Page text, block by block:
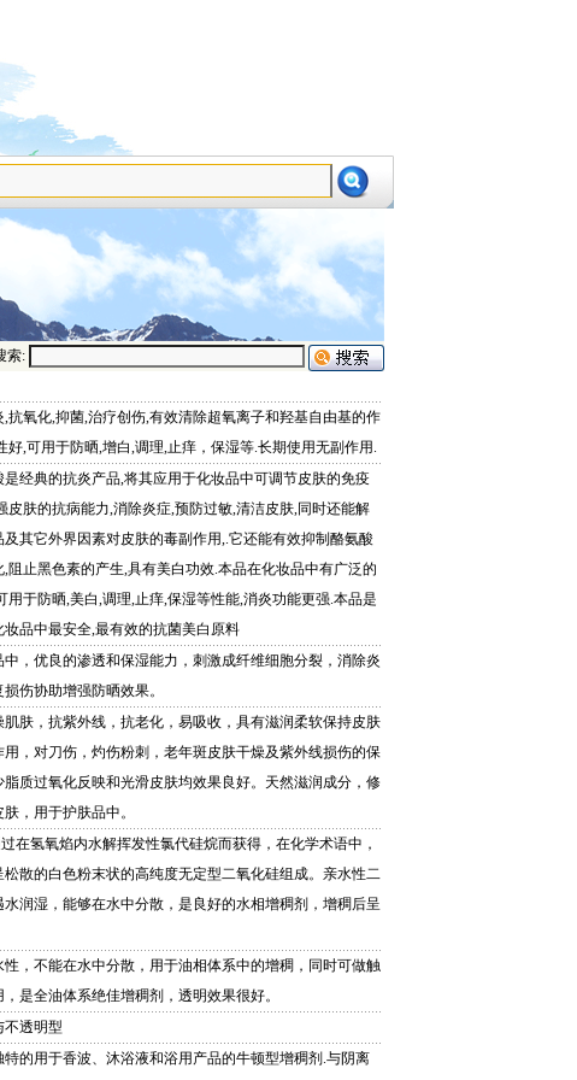
索:
,抗氧化,抑菌,治疗创伤,有效清除超氧离子和羟基自由基的作
好,可用于防晒,增白,调理,止痒，保湿等.长期使用无副作用.
是经典的抗炎产品,将其应用于化妆品中可调节皮肤的免疫
皮肤的抗病能力,消除炎症,预防过敏,清洁皮肤,同时还能解
及其它外界因素对皮肤的毒副作用,.它还能有效抑制酪氨酸
,阻止黑色素的产生,具有美白功效.本品在化妆品中有广泛的
用于防晒,美白,调理,止痒,保湿等性能,消炎功能更强.本品是
妆品中最安全,最有效的抗菌美白原料
中，优良的渗透和保湿能力，刺激成纤维细胞分裂，消除炎
伤协助增强防晒效果。
肌肤，抗紫外线，抗老化，易吸收，具有滋润柔软保持皮肤
用，对刀伤，灼伤粉刺，老年斑皮肤干燥及紫外线损伤的保
脂质过氧化反映和光滑皮肤均效果良好。天然滋润成分，修
，用于护肤品中。
在氢氧焰内水解挥发性氯代硅烷而获得，在化学术语中，
松散的白色粉末状的高纯度无定型二氧化硅组成。亲水性二
水润湿，能够在水中分散，是良好的水相增稠剂，增稠后呈
性，不能在水中分散，用于油相体系中的增稠，同时可做触
是全油体系绝佳增稠剂，透明效果很好。
不透明型
特的用于香波、沐浴液和浴用产品的牛顿型增稠剂.与阴离